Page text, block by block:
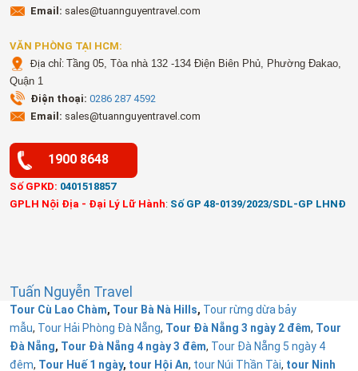
Email: sales@tuannguyentravel.com
VĂN PHÒNG TẠI HCM:
Địa chỉ:Tầng 05, Tòa nhà 132 -134 Điện Biên Phủ, Phường Đakao,
Quận 1
Điện thoại: 0286 287 4592
Email: sales@tuannguyentravel.com
1900 8648
Số GPKD: 0401518857
GPLH Nội Địa - Đại Lý Lữ Hành: Số GP 48-0139/2023/SDL-GP LHNĐ
Tuấn Nguyễn Travel
Tour Cù Lao Chàm, Tour Bà Nà Hills, Tour rừng dừa bảy
mẫu, Tour Hải Phòng Đà Nẵng, Tour Đà Nẵng 3 ngày 2 đêm, Tour
Đà Nẵng, Tour Đà Nẵng 4 ngày 3 đêm, Tour Đà Nẵng 5 ngày 4
đêm, Tour Huế 1 ngày, tour Hội An, tour Núi Thần Tài, tour Ninh